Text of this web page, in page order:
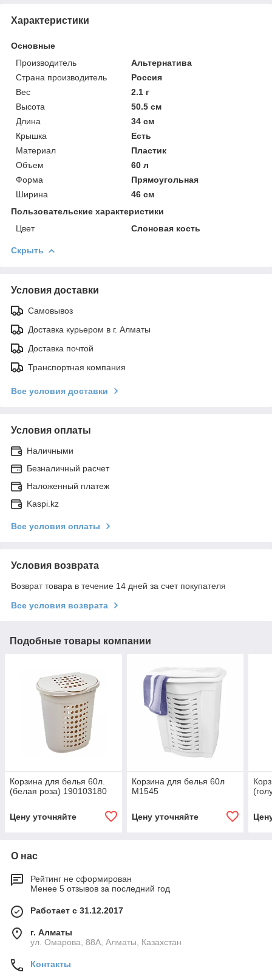
Характеристики
Основные
Производитель
Альтернатива
Страна производитель
Россия
Вес
2.1 г
Высота
50.5 см
Длина
34 см
Крышка
Есть
Материал
Пластик
Объем
60 л
Форма
Прямоугольная
Ширина
46 см
Пользовательские характеристики
Цвет
Слоновая кость
Скрыть
Условия доставки
Самовывоз
Доставка курьером в г. Алматы
Доставка почтой
Транспортная компания
Все условия доставки
Условия оплаты
Наличными
Безналичный расчет
Наложенный платеж
Kaspi.kz
Все условия оплаты
Условия возврата
Возврат товара в течение 14 дней за счет покупателя
Все условия возврата
Подобные товары компании
Корзина для белья 60л.
(белая роза) 190103180
Цену уточняйте
Корзина для белья 60л
М1545
Цену уточняйте
О нас
Рейтинг не сформирован
Менее 5 отзывов за последний год
Работает с 31.12.2017
г. Алматы
ул. Омарова, 88А, Алматы, Казахстан
Контакты